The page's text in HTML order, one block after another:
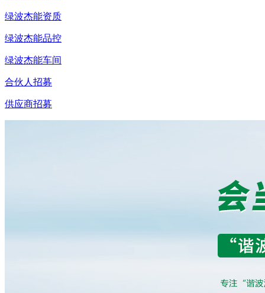
绿波杰能资质
绿波杰能品控
绿波杰能车间
合伙人招募
供应商招募